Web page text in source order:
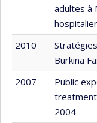
adultes à
2010
Burkina
2007
Public
2004